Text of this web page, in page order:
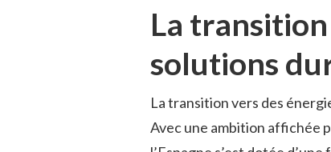
La
solutions
La transition vers des
Avec une ambition affichée